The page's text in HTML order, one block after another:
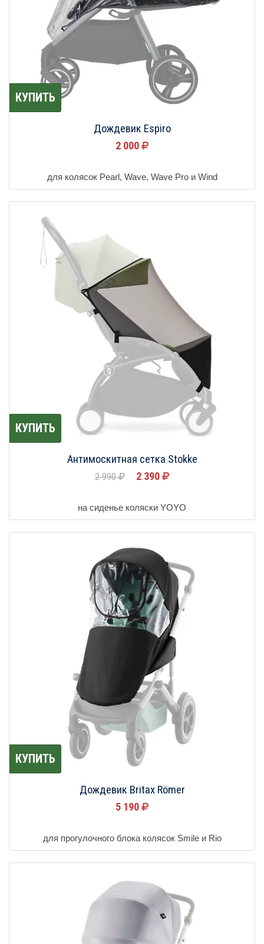
КУПИТЬ
Дождевик Espiro
2 000
для колясок Pearl, Wave, Wave Pro и Wind
КУПИТЬ
Антимоскитная сетка Stokke
2 990 2 390
на сиденье коляски YOYO
КУПИТЬ
Дождевик Britax Römer
5 190
для прогулочного блока колясок Smile и Rio